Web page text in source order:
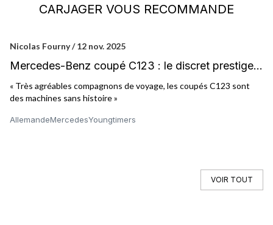
CARJAGER VOUS RECOMMANDE
Nicolas Fourny / 12 nov. 2025
Mercedes-Benz coupé C123 : le discret prestige
du quotidien
« Très agréables compagnons de voyage, les coupés C123 sont
des machines sans histoire »
AllemandeMercedesYoungtimers
VOIR TOUT